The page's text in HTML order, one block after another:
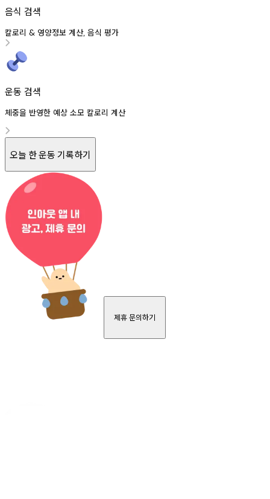
음식 검색
칼로리 & 영양정보 계산, 음식 평가
운동 검색
체중을 반영한 예상 소모 칼로리 계산
오늘 한 운동 기록하기
제휴 문의하기